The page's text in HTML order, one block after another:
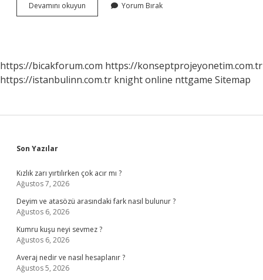
Devamını okuyun
Kimlik
Yorum Bırak
https://bicakforum.com https://konseptprojeyonetim.com.tr
https://istanbulinn.com.tr knight online nttgame Sitemap
Sidebar
Son Yazılar
Kızlık zarı yırtılırken çok acır mı ?
Ağustos 7, 2026
Deyim ve atasözü arasındaki fark nasıl bulunur ?
Ağustos 6, 2026
Kumru kuşu neyi sevmez ?
Ağustos 6, 2026
Averaj nedir ve nasıl hesaplanır ?
Ağustos 5, 2026